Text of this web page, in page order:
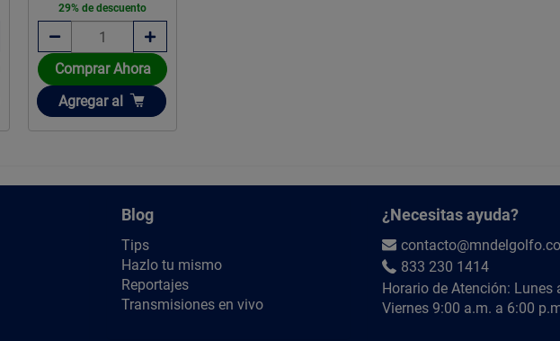
29% de descuento
Comprar Ahora
Añadir
Agregar al
Blog
Tips
Hazlo tu mismo
Reportajes
Transmisiones en vivo
¿Necesitas ayuda?
833 230 1414
Horario de Atención: Lunes
Viernes 9:00 a.m. a 6:00